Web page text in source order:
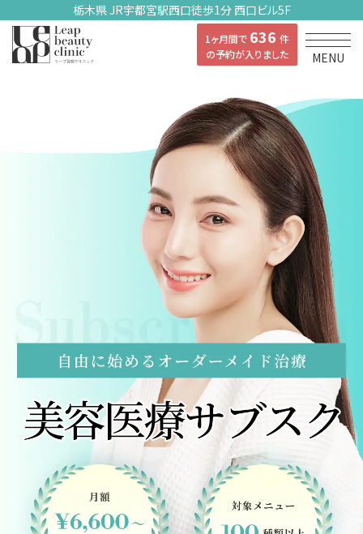
栃木県 JR宇都宮駅西口徒歩1分 西口ビル5F
1ヶ月間で 636 件
の予約が入りました
MENU